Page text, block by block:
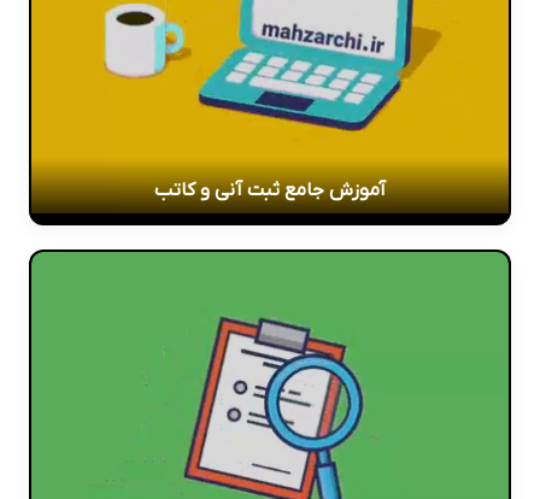
آموزش جامع ثبت آنی و کاتب